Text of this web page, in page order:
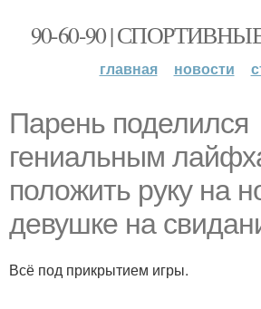
90-60-90 |
главная новости
Парень поделился
гениальным
положить руку на
девушке на
Всё под прикрытием игры.